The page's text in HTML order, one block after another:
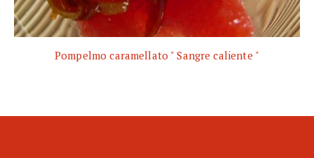
Pompelmo caramellato " Sangre caliente "